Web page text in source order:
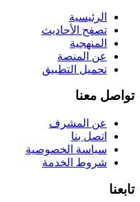
الرئيسية
تصفح الأحاديث
المنهجية
عن المنصة
تحميل التطبيق
تواصل معنا
عن المشرف
اتصل بنا
سياسة الخصوصية
شروط الخدمة
تابعنا